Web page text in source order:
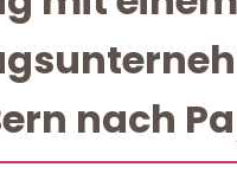
nach